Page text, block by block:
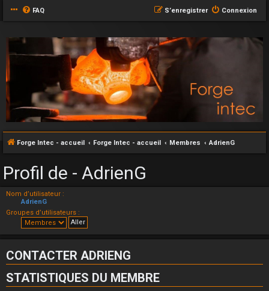
FAQ Connexion
S’enregistrer
Forge Intec - accueil Forge Intec - accueil Membres AdrienG
Profil de - AdrienG
Nom d’utilisateur :
AdrienG
Groupes d’utilisateurs :
CONTACTER ADRIENG
STATISTIQUES DU MEMBRE